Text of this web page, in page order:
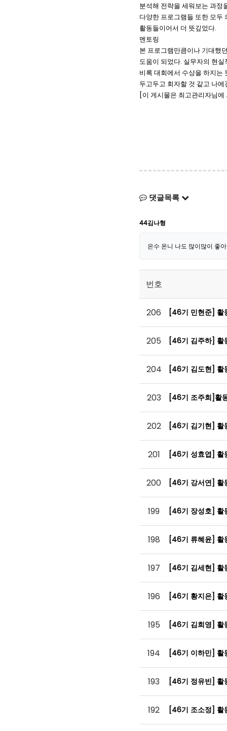
분석해 전략을 세워보는 과정
다양한 프로그램들 또한 모두
활동들이어서 더 뜻깊었다.
멘토링
본 프로그램만큼이나 기대했
도움이 되었다. 실무자의 현
비록 대회에서 수상을 하지는
두고두고 회자할 것 같고 나
[이 게시물은 최고관리자님
댓글목록
44김나형
은수 온니 나도 많이많이 좋
번호
206 [46기 민현준] 활
205 [46기 김주하] 활
204 [46기 김도현] 활
203 [46기 조주희]활
202 [46기 김기현] 활
201 [46기 성효엽] 활
200 [46기 강서연] 활
199 [46기 장성호] 활
198 [46기 류혜윤] 활
197 [46기 김세현] 활
196 [46기 황지은] 활
195 [46기 김희영] 활
194 [46기 이하민] 활
193 [46기 정유빈] 활
192 [46기 조소정] 활